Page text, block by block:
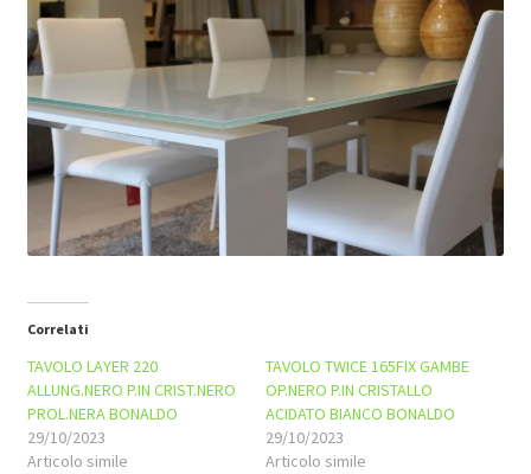
Correlati
TAVOLO LAYER 220
ALLUNG.NERO P.IN CRIST.NERO
PROL.NERA BONALDO
29/10/2023
Articolo simile
TAVOLO TWICE 165FIX GAMBE
OP.NERO P.IN CRISTALLO
ACIDATO BIANCO BONALDO
29/10/2023
Articolo simile